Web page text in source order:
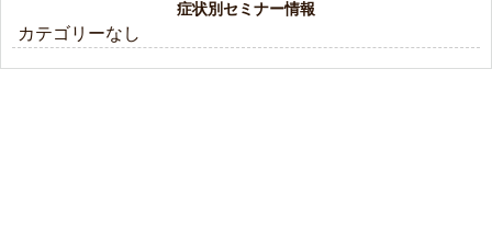
症状別セミナー情報
カテゴリーなし